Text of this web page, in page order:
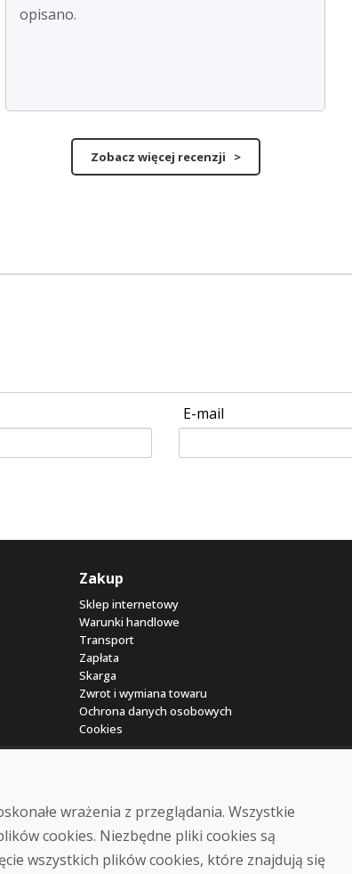
opisano.
Zobacz więcej recenzji >
E-mail
Zakup
Sklep internetowy
Warunki handlowe
Transport
Zapłata
Skarga
Zwrot i wymiana towaru
Ochrona danych osobowych
Cookies
wrażenia z przeglądania. Wszystkie
cookies. Niezbędne pliki cookies są
wszystkich plików cookies, które znajdują się